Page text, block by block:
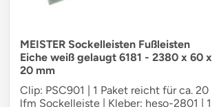
gestures.
MEISTER Sockelleisten Fußleisten
Eiche weiß gelaugt 6181 - 2380 x 60 x
20 mm
Clip: PSC901 | 1 Paket reicht für ca. 20
lfm Sockelleiste | Kleber: heso-2801 | 1